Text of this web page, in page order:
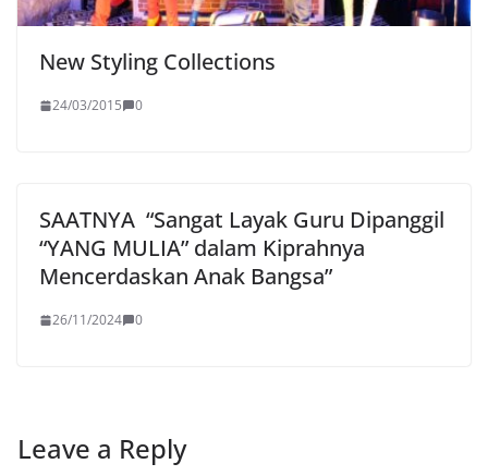
New Styling Collections
24/03/2015 0
SAATNYA “Sangat Layak Guru Dipanggil
“YANG MULIA” dalam Kiprahnya
Mencerdaskan Anak Bangsa”
26/11/2024 0
Leave a Reply